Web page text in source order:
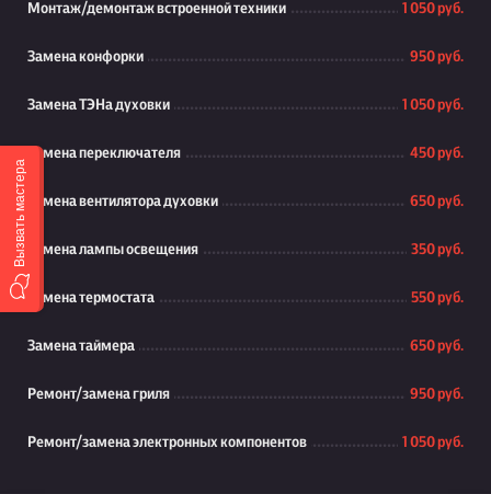
Монтаж/демонтаж встроенной техники 1 050 руб.
Замена конфорки 950 руб.
Замена ТЭНа духовки 1 050 руб.
Замена переключателя 450 руб.
Замена вентилятора духовки 650 руб.
Замена лампы освещения 350 руб.
Замена термостата 550 руб.
Замена таймера 650 руб.
Ремонт/замена гриля 950 руб.
Ремонт/замена электронных компонентов 1 050 руб.
Вызвать мастера